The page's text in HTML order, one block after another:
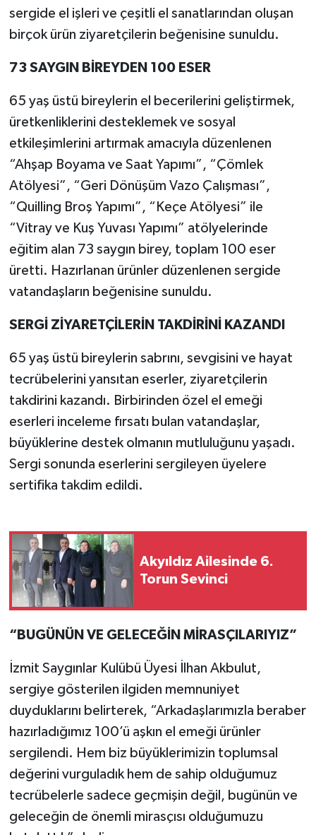
sergide el işleri ve çeşitli el sanatlarından oluşan
birçok ürün ziyaretçilerin beğenisine sunuldu.
73 SAYGIN BİREYDEN 100 ESER
65 yaş üstü bireylerin el becerilerini geliştirmek,
üretkenliklerini desteklemek ve sosyal
etkileşimlerini artırmak amacıyla düzenlenen
“Ahşap Boyama ve Saat Yapımı”, “Çömlek
Atölyesi”, “Geri Dönüşüm Vazo Çalışması”,
“Quilling Broş Yapımı”, “Keçe Atölyesi” ile
“Vitray ve Kuş Yuvası Yapımı” atölyelerinde
eğitim alan 73 saygın birey, toplam 100 eser
üretti. Hazırlanan ürünler düzenlenen sergide
vatandaşların beğenisine sunuldu.
SERGİ ZİYARETÇİLERİN TAKDİRİNİ KAZANDI
65 yaş üstü bireylerin sabrını, sevgisini ve hayat
tecrübelerini yansıtan eserler, ziyaretçilerin
takdirini kazandı. Birbirinden özel el emeği
eserleri inceleme fırsatı bulan vatandaşlar,
büyüklerine destek olmanın mutluluğunu yaşadı.
Sergi sonunda eserlerini sergileyen üyelere
sertifika takdim edildi.
Akyıldız Ailesinde 6.
Torun Sevinci
“BUGÜNÜN VE GELECEĞİN MİRASÇILARIYIZ”
İzmit Saygınlar Kulübü Üyesi İlhan Akbulut,
sergiye gösterilen ilgiden memnuniyet
duyduklarını belirterek, “Arkadaşlarımızla beraber
hazırladığımız 100’ü aşkın el emeği ürünler
sergilendi. Hem biz büyüklerimizin toplumsal
değerini vurguladık hem de sahip olduğumuz
tecrübelerle sadece geçmişin değil, bugünün ve
geleceğin de önemli mirasçısı olduğumuzu